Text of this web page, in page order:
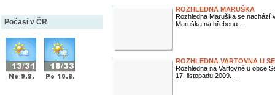
Počasí v ČR
ROZHLEDNA MARUŠKA
Rozhledna Maruška se nachází
Maruška na hřebenu ...
ROZHLEDNA VARTOVNA U
Rozhledna na Vartovně u obce
17. listopadu 2009. ...